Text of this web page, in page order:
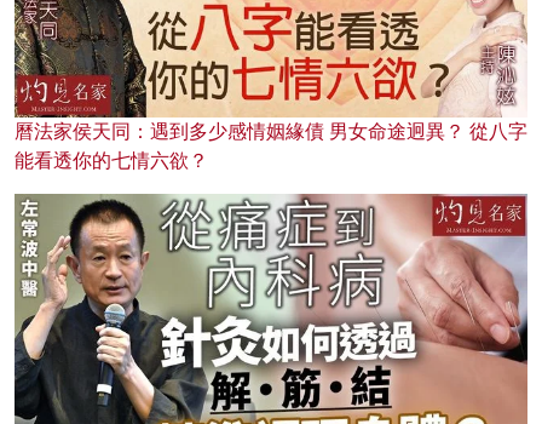
曆法家侯天同：遇到多少感情姻緣債 男女命途迥異？ 從八字
能看透你的七情六欲？